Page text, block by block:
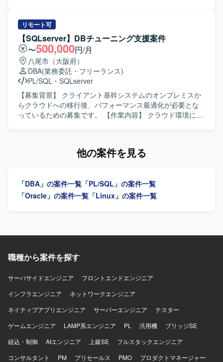
製品
むことができます。 【開発環境】 DBはAWS
Aurora（MySQL/PostgreSQL）を利用し、サーバーサイド
はJava（Springboot）やHibernateを用いて開発しておりま
す。フロントエンドはReact（Next）およびTypeScriptを採
用しており、ソースコード管理にはGithub、コミュニケー
ションにはSlackやMicrosoftTeamsを使用しております。
び提案対応を行っていただきます。 受注後は、プロジェク
トリーダーとしてクラウド基盤の設計・構築・移行を推進
し、手足要員への指示出しやタスクの割り振りを行ってい
ただきます。 インフラの監視、バックアップ、セキュリテ
ィ、運用など非機能要件の設計にも関与いただきます。
【求める人物像】 自律的に仕様理解から業務推進まで行え
る方を求めております。 作業の効率化・自動化を意識しな
がら取り組み、チームメンバーと主体的にコミュニケーシ
ョンを図れる方を歓迎いたします。 サブリーダーとしてメ
ンバーのスケジューリングやタスク管理、課題管理を行い
Oracle Cloudを中心としたクラウドインフラ領域で、プリ
で、非機能要件設計やクラウド基盤構築のスキルを総合的
に高めることができます。 将来的なリーダー・マネジメン
Windows Server ・VMware（vSphere、ESXi） ・
ります。
リモート可
【SQLserver】DBチューニング支援案件
〜500,000円/月
八尾市（大阪府）
DBA(業務委託・フリーランス)
PL/SQL ・ SQLserver
【募集背景】 クライアント基幹システムのオンプレミスか
らクラウドへの移行後、パフォーマンス最適化が必要とな
っているための募集です。 【作業内容】 クラウド環境に移
善対応をご担当いただきます。また、状況に応じて基盤構
ケーションを取りながら課題を整理し、主体的に改善提案
や検証を進めていただける方を求めております。 【ポジシ
案件へスライドする可能性もあり、上流から基盤まで幅広
上のSQL Serverを用いた基幹システムとなります。
他の案件を見る
「DBA」の案件一覧 「PL/SQL」の案件一覧
「Oracle」の案件一覧 「Linux」の案件一覧
職種から案件を探す
サーバサイドエンジニア
フロントエンドエンジニア
インフラエンジニア
ネットワークエンジニア
ネイティブアプリエンジニア
サーバーエンジニア
テスター
ゲームエンジニア
LAMP系エンジニア PL 汎用機
ブリッジSE
組込・制御
AIエンジニア 上級SE
フルスタックエンジニア
コンサルタント
PM プリセールス PMO
プロダクトマネージャー